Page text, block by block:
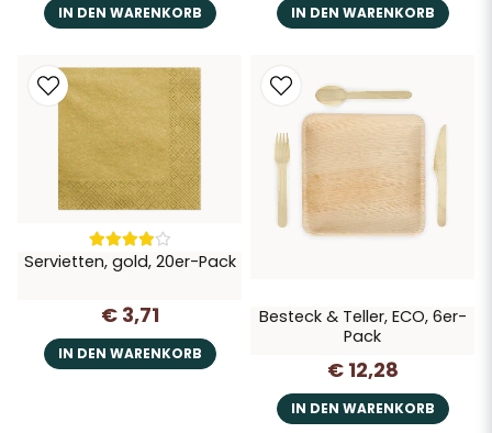
IN DEN WARENKORB IN DEN WARENKORB
Servietten, gold, 20er-Pack
€ 3,71
IN DEN WARENKORB
Besteck & Teller, ECO, 6er-
Pack
€ 12,28
IN DEN WARENKORB